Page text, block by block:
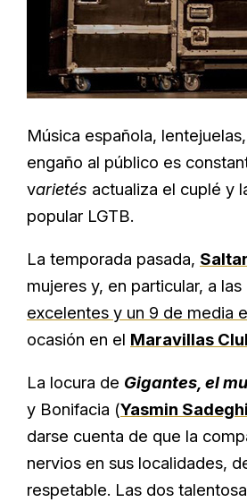
Música española,
engaño al público es
varietés actualiza el cuplé y
popular LGTB.
La temporada pasada,
mujeres y, en particular, a
excelentes y un 9 de media
ocasión en el Maravillas
La locura de Gigantes, el
y Bonifacia (Yasmin Sadeghi
darse cuenta de que la
nervios en sus localidades,
respetable. Las dos